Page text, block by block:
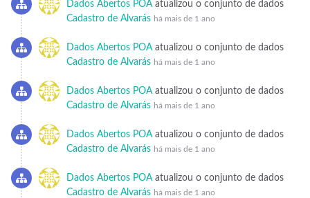
Dados Abertos POAatualizou o conjunto de dados
Cadastro de Alvarás há mais de 1 ano
Dados Abertos POAatualizou o conjunto de dados
Cadastro de Alvarás há mais de 1 ano
Dados Abertos POAatualizou o conjunto de dados
Cadastro de Alvarás há mais de 1 ano
Dados Abertos POAatualizou o conjunto de dados
Cadastro de Alvarás há mais de 1 ano
Dados Abertos POAatualizou o conjunto de dados
Cadastro de Alvarás há mais de 1 ano